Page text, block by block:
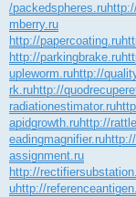
/packedspheres.ru
mberry.ru
http://papercoating.ru
http://parkingbrake.ru
upleworm.ruhttp://
rk.ruhttp://
radiationestimator.ru
apidgrowth.ruhttp://
eadingmagnifier.ru
assignment.ru
http://
uhttp://